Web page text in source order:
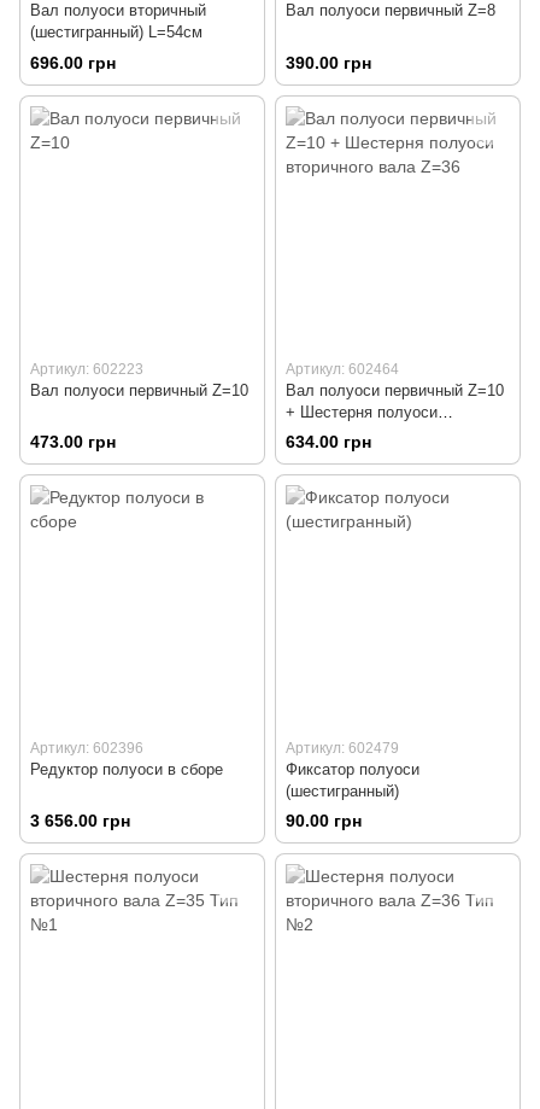
Вал полуоси вторичный
(шестигранный) L=54см
696.00 грн
Вал полуоси первичный Z=8
390.00 грн
Артикул: 602223
Вал полуоси первичный Z=10
473.00 грн
Артикул: 602464
Вал полуоси первичный Z=10
+ Шестерня полуоси
вторичного вала Z=36
634.00 грн
Артикул: 602396
Редуктор полуоси в сборе
3 656.00 грн
Артикул: 602479
Фиксатор полуоси
(шестигранный)
90.00 грн